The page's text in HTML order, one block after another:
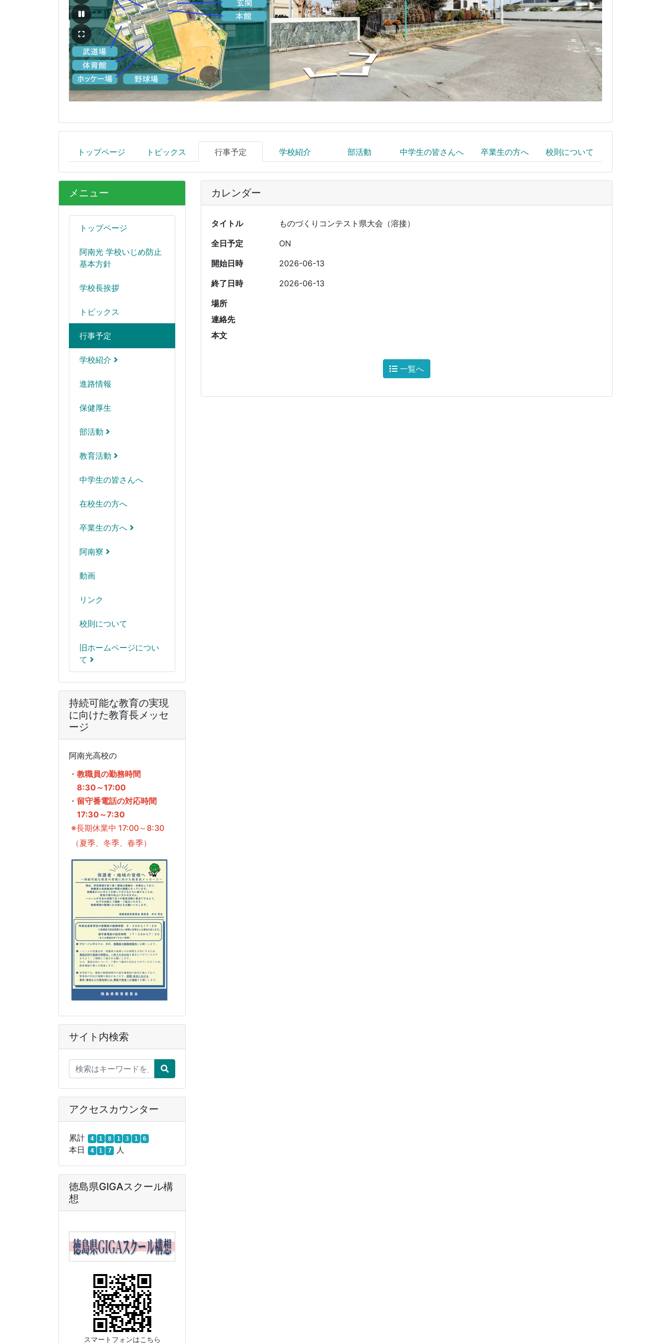
トップページ トピックス 行事予定 学校紹介 部活動 中学生の皆さんへ 卒業生の方へ 校則について
メニュー
トップページ
阿南光 学校いじめ防止
基本方針
学校長挨拶
トピックス
行事予定
学校紹介
進路情報
保健厚生
部活動
教育活動
中学生の皆さんへ
在校生の方へ
卒業生の方へ
阿南寮
動画
リンク
校則について
旧ホームページについ
て
持続可能な教育の実現
に向けた教育長メッセ
ージ
阿南光高校の
・ 教職員の勤務時間
8:30～17:00
・ 留守番電話の対応時間
17:30～7:30
※長期休業中 17:00～8:30
（夏季、冬季、春季）
サイト内検索
アクセスカウンター
累計 4 1 8 1 3 1 6
本日 4 1 7 人
徳島県GIGAスクール構
想
スマートフォンはこちら
カレンダー
タイトル
ものづくりコンテスト県大会（溶接）
全日予定
ON
開始日時
2026-06-13
終了日時
2026-06-13
場所
連絡先
本文
一覧へ